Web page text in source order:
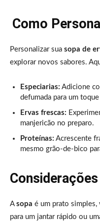
Como
Personalizar sua sopa de
explorar novos sabores.
Especiarias: Adicione
defumada para um
Ervas frescas:
manjericão no preparo.
Proteínas: Acrescente
mesmo grão-de-bico
A sopa é um prato simples,
para um jantar rápido ou